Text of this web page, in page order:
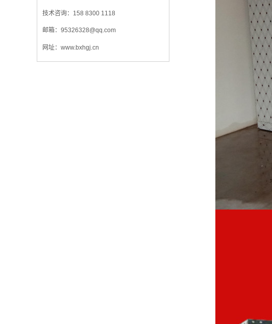
技术咨询：158 8300 1118
邮箱：95326328@qq.com
网址：www.bxhgj.cn